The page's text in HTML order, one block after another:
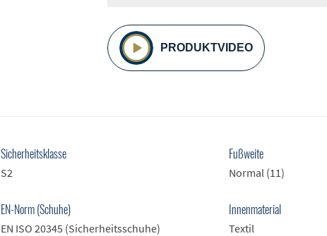
PRODUKTVIDEO
Sicherheitsklasse
S2
EN-Norm (Schuhe)
EN ISO 20345 (Sicherheitsschuhe)
Fußweite
Normal (11)
Innenmaterial
Textil